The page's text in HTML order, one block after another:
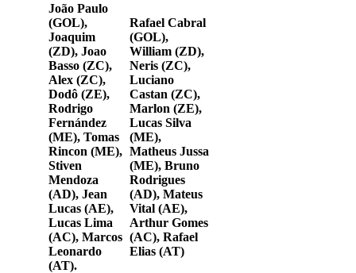
João Paulo
(GOL),
Joaquim
(ZD), Joao
Basso (ZC),
Alex (ZC),
Dodô (ZE),
Rodrigo
Fernández
(ME), Tomas
Rincon (ME),
Stiven
Mendoza
(AD), Jean
Lucas (AE),
Lucas Lima
(AC), Marcos
Leonardo
(AT).
Rafael Cabral
(GOL),
William (ZD),
Neris (ZC),
Luciano
Castan (ZC),
Marlon (ZE),
Lucas Silva
(ME),
Matheus Jussa
(ME), Bruno
Rodrigues
(AD), Mateus
Vital (AE),
Arthur Gomes
(AC), Rafael
Elias (AT)